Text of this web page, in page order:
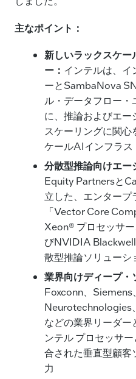
k
主なポイント：
新しいラックスケー
ー： インテルは、イ
ーとSambaNova
ル・データフロー
に、推論およびエ
スケーリングに関
ケールAIインフラス
分散型推論向けエー
Equity Partnersと
立した、エンタープ
「Vector Core
Xeon® プロセッサ
びNVIDIA
散型推論ソリューシ
業界向けディープ・
Foxconn、Siemens
Neurotechnologies
などの業界リーダー
ンテル プロセッサ
合された垂直型顧客
力